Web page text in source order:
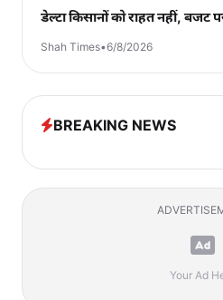
डेल्टा किसानों को राहत नहीं, बजट
Shah Times•6/8/2026
BREAKING NEWS
Your Ad